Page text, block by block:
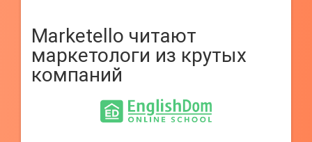
Marketello читают
маркетологи из крутых
компаний